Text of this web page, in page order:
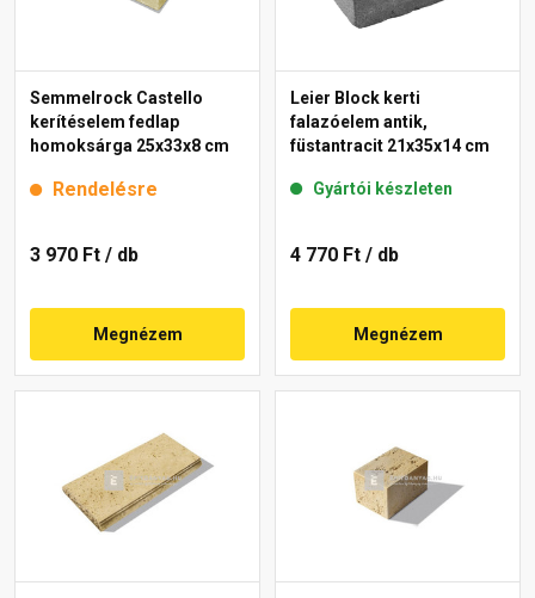
Semmelrock Castello
kerítéselem fedlap
homoksárga 25x33x8 cm
Rendelésre
3 970 Ft / db
Megnézem
Leier Block kerti
falazóelem antik,
füstantracit 21x35x14 cm
Gyártói készleten
4 770 Ft / db
Megnézem